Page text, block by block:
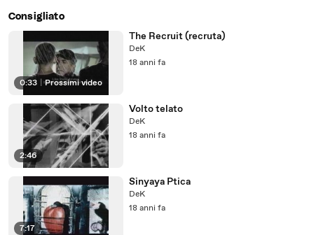
Consigliato
0:33 Prossimi video
The Recruit (recruta)
DeK
18 anni fa
2:46
Volto telato
DeK
18 anni fa
7:17
Sinyaya Ptica
DeK
18 anni fa